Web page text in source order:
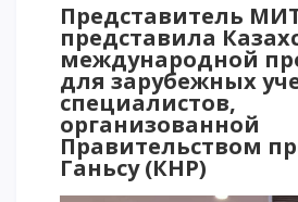
АнтиОлимпиада
Стоимость обучения
Скидки и льготы
Меньше 50 баллов/Без ЕНТ
ИНТЕРЕСНОЕ
Представитель
представила
международной
для зарубежных
специалистов,
организованной
Правительством
Ганьсу (КНР)